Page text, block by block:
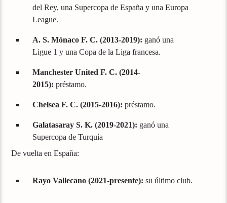
del Rey, una Supercopa de España y una Europa
League.
A. S. Mónaco F. C. (2013-2019): ganó una
Ligue 1 y una Copa de la Liga francesa.
Manchester United F. C. (2014-
2015): préstamo.
Chelsea F. C. (2015-2016): préstamo.
Galatasaray S. K. (2019-2021): ganó una
Supercopa de Turquía
De vuelta en España:
Rayo Vallecano (2021-presente):su último club.